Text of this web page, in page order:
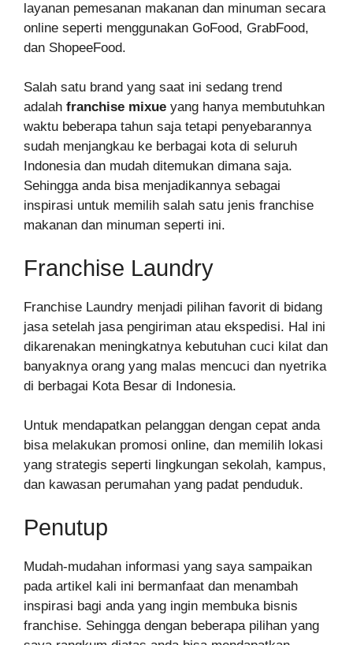
layanan pemesanan makanan dan minuman secara
online seperti menggunakan GoFood, GrabFood,
dan ShopeeFood.
Salah satu brand yang saat ini sedang trend
adalah franchise mixue yang hanya membutuhkan
waktu beberapa tahun saja tetapi penyebarannya
sudah menjangkau ke berbagai kota di seluruh
Indonesia dan mudah ditemukan dimana saja.
Sehingga anda bisa menjadikannya sebagai
inspirasi untuk memilih salah satu jenis franchise
makanan dan minuman seperti ini.
Franchise Laundry
Franchise Laundry menjadi pilihan favorit di bidang
jasa setelah jasa pengiriman atau ekspedisi. Hal ini
dikarenakan meningkatnya kebutuhan cuci kilat dan
banyaknya orang yang malas mencuci dan nyetrika
di berbagai Kota Besar di Indonesia.
Untuk mendapatkan pelanggan dengan cepat anda
bisa melakukan promosi online, dan memilih lokasi
yang strategis seperti lingkungan sekolah, kampus,
dan kawasan perumahan yang padat penduduk.
Penutup
Mudah-mudahan informasi yang saya sampaikan
pada artikel kali ini bermanfaat dan menambah
inspirasi bagi anda yang ingin membuka bisnis
franchise. Sehingga dengan beberapa pilihan yang